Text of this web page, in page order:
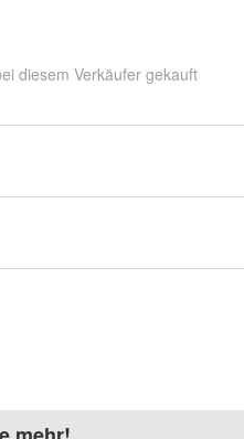
diesem Verkäufer gekauft